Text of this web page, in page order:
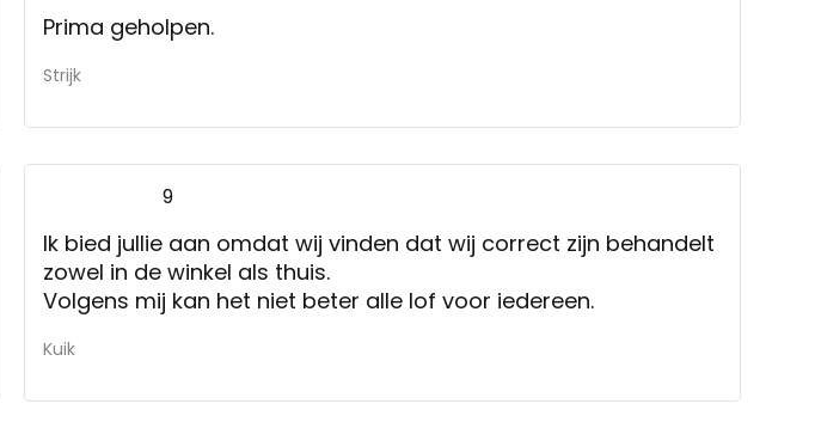
Prima geholpen.
Strijk
9
Ik bied jullie aan omdat wij vinden dat wij correct zijn behandelt
zowel in de winkel als thuis.
Volgens mij kan het niet beter alle lof voor iedereen.
Kuik